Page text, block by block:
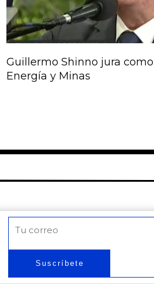
Guillermo Shinno jura
Energía y Minas
Suscríbete